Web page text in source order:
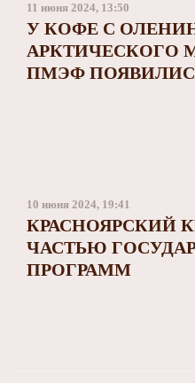
11 июня 2024, 13:50
У КОФЕ С
АРКТИЧЕСКОГО
ПМЭФ
10 июня 2024, 19:41
КРАСНОЯРСКИЙ
ЧАСТЬЮ
ПРОГРАММ